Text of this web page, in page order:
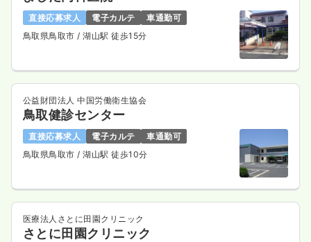
直接応募求人 電子カルテ
車通勤可
鳥取県鳥取市 / 湖山駅 徒歩15分
公益財団法人 中国労働衛生協会
鳥取健診センター
直接応募求人 電子カルテ
車通勤可
鳥取県鳥取市 / 湖山駅 徒歩10分
医療法人さとに田園クリニック
さとに田園クリニック